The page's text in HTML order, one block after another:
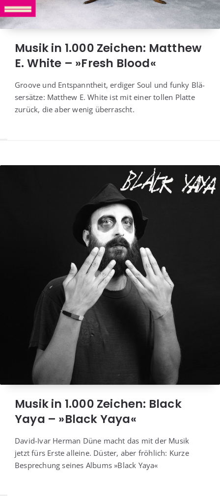
Musik in 1.000 Zeichen: Matthew
E. White – »Fresh Blood«
Groo­ve und Ent­spannt­heit, erdi­ger Soul und fun­ky Blä­
ser­sät­ze: Matthew E. White ist mit einer tol­len Plat­te
zurück, die aber wenig überrascht.
Musik in 1.000 Zeichen: Black
Yaya – »Black Yaya«
David-Ivar Her­man Düne macht das mit der Musik
jetzt fürs Ers­te allei­ne. Düs­ter, aber fröh­lich: Kur­ze
Bespre­chung sei­nes Albums »Black Yaya«